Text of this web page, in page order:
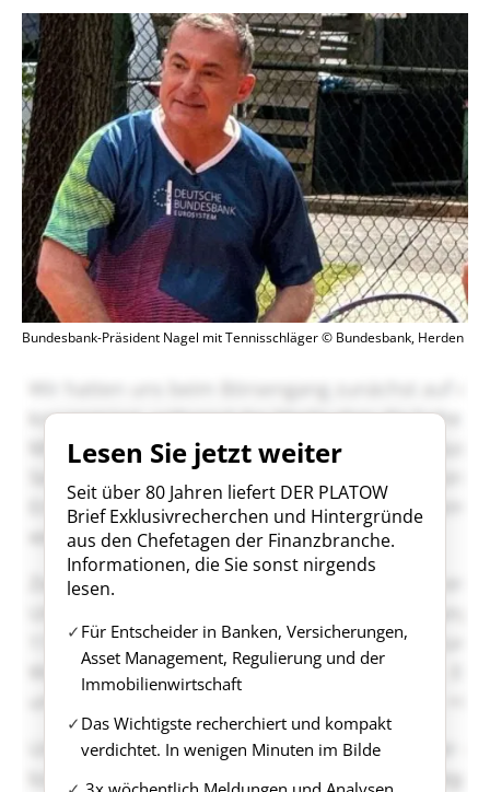
Bundesbank-Präsident Nagel mit Tennisschläger © Bundesbank, Herden
Lesen Sie jetzt weiter
Seit über 80 Jahren liefert DER PLATOW
Brief Exklusivrecherchen und Hintergründe
aus den Chefetagen der Finanzbranche.
Informationen, die Sie sonst nirgends
lesen.
Für Entscheider in Banken, Versicherungen,
Asset Management, Regulierung und der
Immobilienwirtschaft
Das Wichtigste recherchiert und kompakt
verdichtet. In wenigen Minuten im Bilde